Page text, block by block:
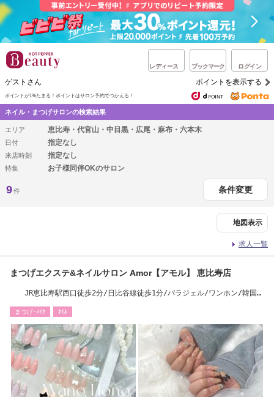
レディース ブックマーク ログイン
ゲストさん ポイントを表示する
ポイントが1%たまる！ ポイントはサロン予約でつかえる！
ネイル・まつげサロンの検索結果
エリア 恵比寿・代官山・中目黒・広尾・麻布・六本木
日付 指定なし
来店時刻 指定なし
特集 お子様同伴OKのサロン
9件 条件変更
地図表示
求人一覧
まつげエクステ&ネイルサロン Amor【アモル】 恵比寿店
JR恵比寿駅西口徒歩2分/日比谷線徒歩1分/パラジェル/ワンホン/韓国/
まつげ･ﾒｲｸ ﾈｲﾙ